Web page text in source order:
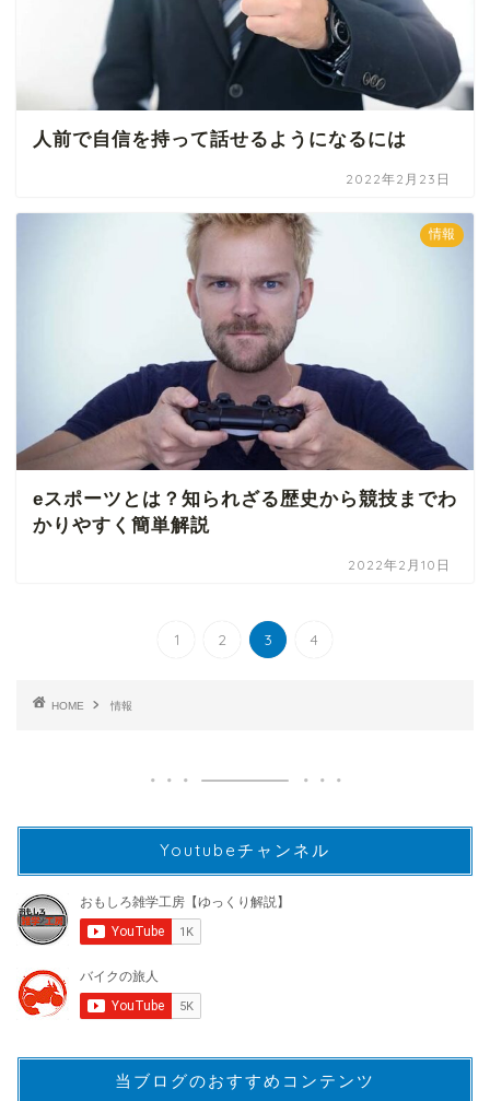
人前で自信を持って話せるようになるには
2022年2月23日
情報
eスポーツとは？知られざる歴史から競技までわ
かりやすく簡単解説
2022年2月10日
1 2 3 4
HOME 情報
Youtubeチャンネル
当ブログのおすすめコンテンツ